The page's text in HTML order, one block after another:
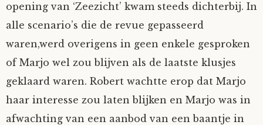
opening van ‘Zeezicht’ kwam steeds dichterbij. In
alle scenario’s die de revue gepasseerd
waren,werd overigens in geen enkele gesproken
of Marjo wel zou blijven als de laatste klusjes
geklaard waren. Robert wachtte erop dat Marjo
haar interesse zou laten blijken en Marjo was in
afwachting van een aanbod van een baantje in